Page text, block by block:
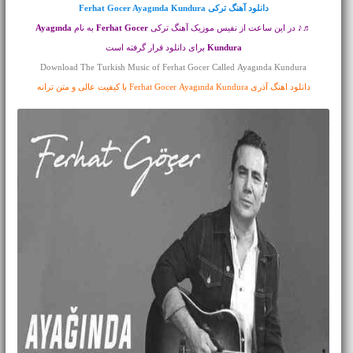
دانلود آهنگ ترکی
♬♪ در این ساعت از نفیس موزیک آهنگ ترکی Ferhat Gocerبه نام Ayagında
Kundura برای دانلود قرار گرفته است
Download The Turkish Music of Ferhat Gocer Called Ayagında Kundura
دانلود اهنگ آذری Ferhat Gocer Ayagında Kundura با کیفیت عالی و متن ترانه